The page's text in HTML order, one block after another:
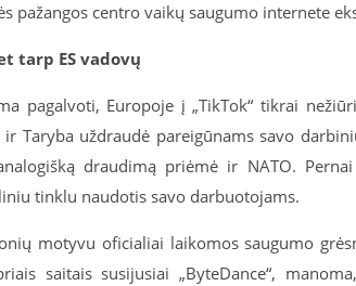
pažangos centro vaikų saugumo internete
tarp ES vadovų
pagalvoti, Europoje į „TikTok“ tikrai
Taryba uždraudė pareigūnams savo
draudimą priėmė ir NATO.
tinklu naudotis savo darbuotojams.
motyvu oficialiai laikomos saugumo
saitais susijusiai „ByteDance“,